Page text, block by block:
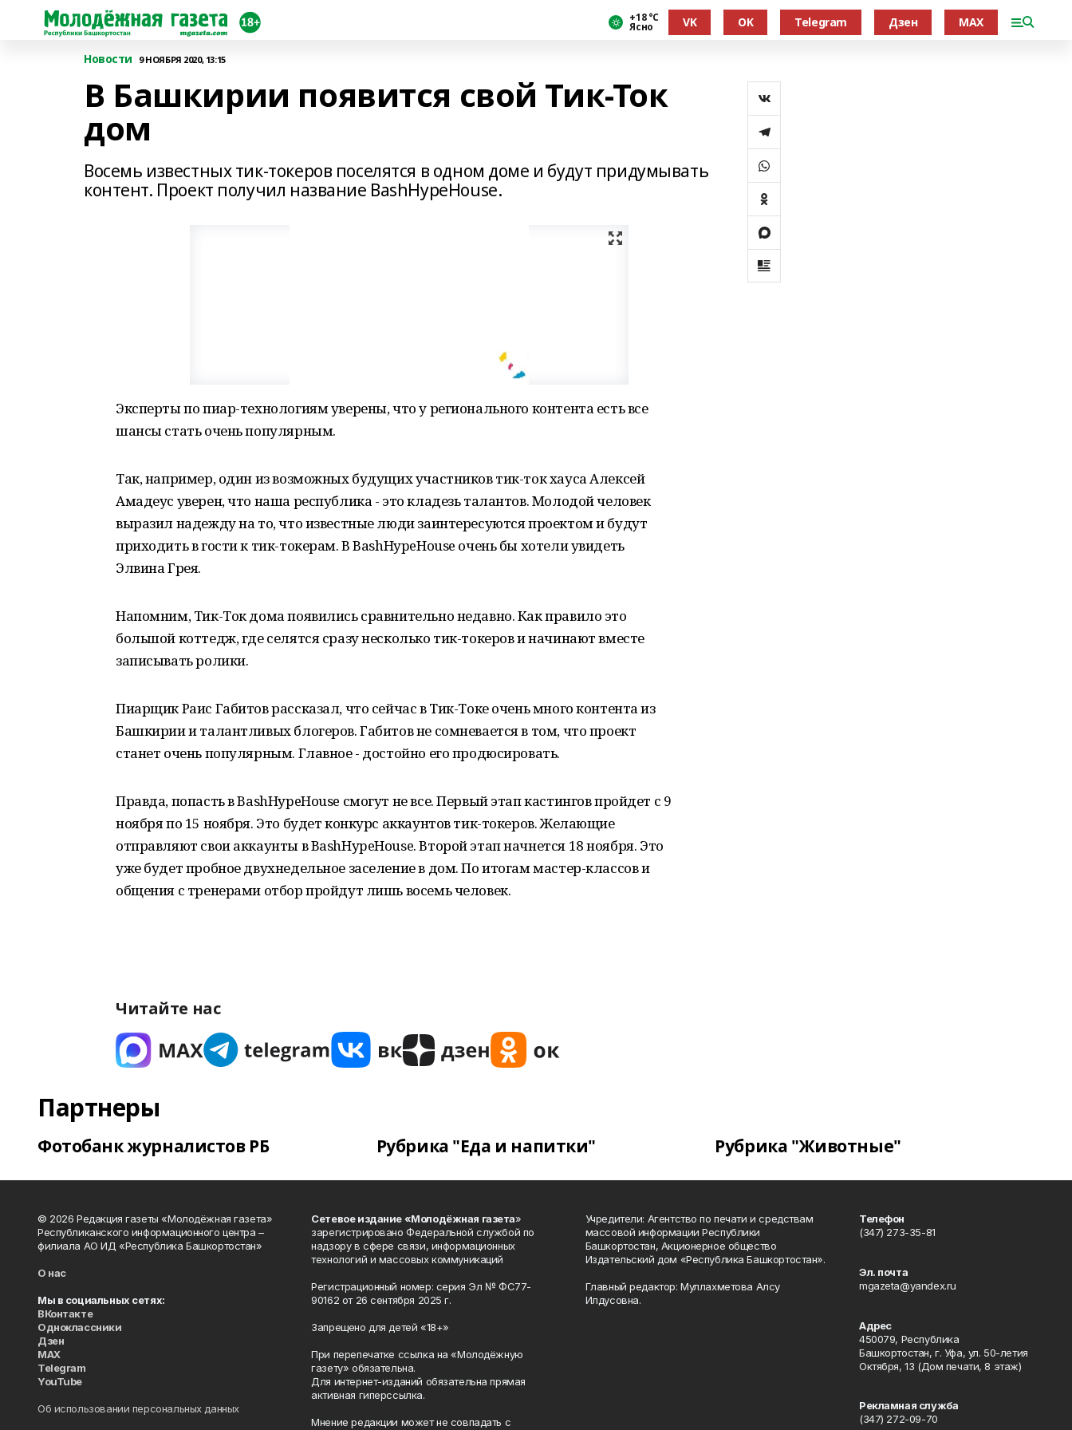
+18 °С
Ясно VK OK Telegram Дзен MAX
Новости 9 НОЯБРЯ 2020, 13:15
В Башкирии появится свой Тик-Ток
дом
Восемь известных тик-токеров поселятся в одном доме и будут придумывать
контент. Проект получил название BashHypeHouse.
Эксперты по пиар-технологиям уверены, что у регионального контента есть все
шансы стать очень популярным.
Так, например, один из возможных будущих участников тик-ток хауса Алексей
Амадеус уверен, что наша республика - это кладезь талантов. Молодой человек
выразил надежду на то, что известные люди заинтересуются проектом и будут
приходить в гости к тик-токерам. В BashHypeHouse очень бы хотели увидеть
Элвина Грея.
Напомним, Тик-Ток дома появились сравнительно недавно. Как правило это
большой коттедж, где селятся сразу несколько тик-токеров и начинают вместе
записывать ролики.
Пиарщик Раис Габитов рассказал, что сейчас в Тик-Токе очень много контента из
Башкирии и талантливых блогеров. Габитов не сомневается в том, что проект
станет очень популярным. Главное - достойно его продюсировать.
Правда, попасть в BashHypeHouse смогут не все. Первый этап кастингов пройдет с 9
ноября по 15 ноября. Это будет конкурс аккаунтов тик-токеров. Желающие
отправляют свои аккаунты в BashHypeHouse. Второй этап начнется 18 ноября. Это
уже будет пробное двухнедельное заселение в дом. По итогам мастер-классов и
общения с тренерами отбор пройдут лишь восемь человек.
Читайте нас
Партнеры
Фотобанк журналистов РБ Рубрика "Еда и напитки" Рубрика "Животные"
© 2026 Редакция газеты «Молодёжная газета»
Республиканского информационного центра –
филиала АО ИД «Республика Башкортостан»
О нас
Мы в социальных сетях:
ВКонтакте
Одноклассники
Дзен
MAX
Telegram
YouTube
Об использовании персональных данных
Сетевое издание «Молодёжная газета»
зарегистрировано Федеральной службой по
надзору в сфере связи, информационных
технологий и массовых коммуникаций
Регистрационный номер: серия Эл № ФС77-
90162 от 26 сентября 2025 г.
Запрещено для детей «18+»
При перепечатке ссылка на «Молодёжную
газету» обязательна.
Для интернет-изданий обязательна прямая
активная гиперссылка.
Мнение редакции может не совпадать с
Учредители: Агентство по печати и средствам
массовой информации Республики
Башкортостан, Акционерное общество
Издательский дом «Республика Башкортостан».
Главный редактор: Муллахметова Алсу
Илдусовна.
Телефон
(347) 273-35-81
Эл. почта
mgazeta@yandex.ru
Адрес
450079, Республика
Башкортостан, г. Уфа, ул. 50-летия
Октября, 13 (Дом печати, 8 этаж)
Рекламная служба
(347) 272-09-70